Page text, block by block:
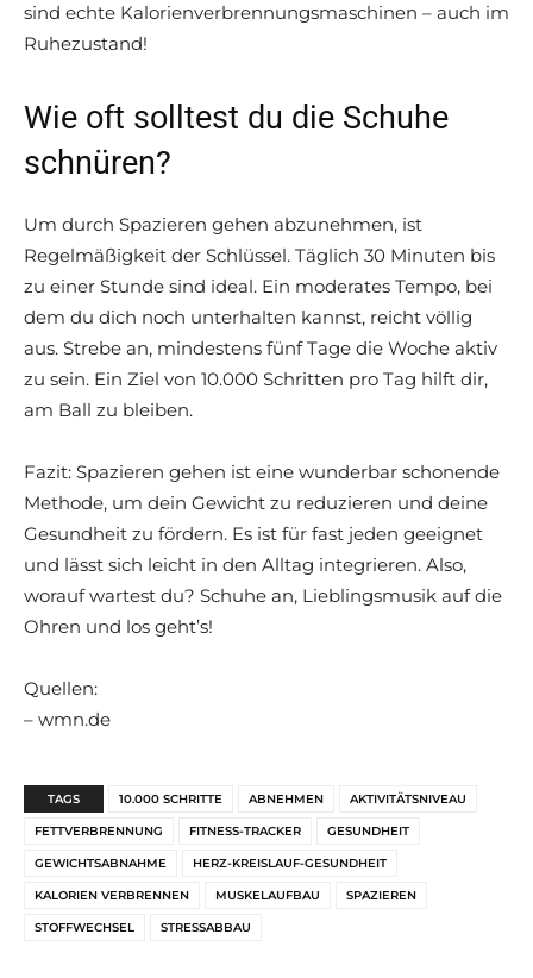
sind echte Kalorienverbrennungsmaschinen – auch im
Ruhezustand!
Wie oft solltest du die Schuhe
schnüren?
Um durch Spazieren gehen abzunehmen, ist
Regelmäßigkeit der Schlüssel. Täglich 30 Minuten bis
zu einer Stunde sind ideal. Ein moderates Tempo, bei
dem du dich noch unterhalten kannst, reicht völlig
aus. Strebe an, mindestens fünf Tage die Woche aktiv
zu sein. Ein Ziel von 10.000 Schritten pro Tag hilft dir,
am Ball zu bleiben.
Fazit: Spazieren gehen ist eine wunderbar schonende
Methode, um dein Gewicht zu reduzieren und deine
Gesundheit zu fördern. Es ist für fast jeden geeignet
und lässt sich leicht in den Alltag integrieren. Also,
worauf wartest du? Schuhe an, Lieblingsmusik auf die
Ohren und los geht’s!
Quellen:
– wmn.de
TAGS 10.000 SCHRITTE ABNEHMEN AKTIVITÄTSNIVEAU
FETTVERBRENNUNG FITNESS-TRACKER GESUNDHEIT
GEWICHTSABNAHME HERZ-KREISLAUF-GESUNDHEIT
KALORIEN VERBRENNEN MUSKELAUFBAU SPAZIEREN
STOFFWECHSEL STRESSABBAU